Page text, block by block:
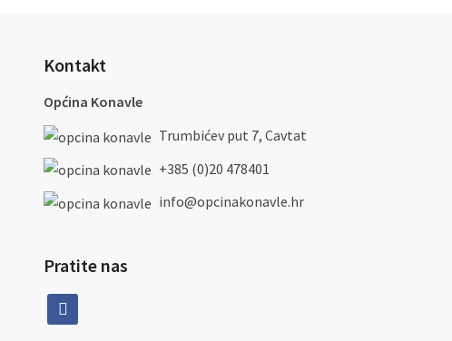
Kontakt
Općina Konavle
Trumbićev put 7, Cavtat
+385 (0)20 478401
info@opcinakonavle.hr
Pratite nas
facebook